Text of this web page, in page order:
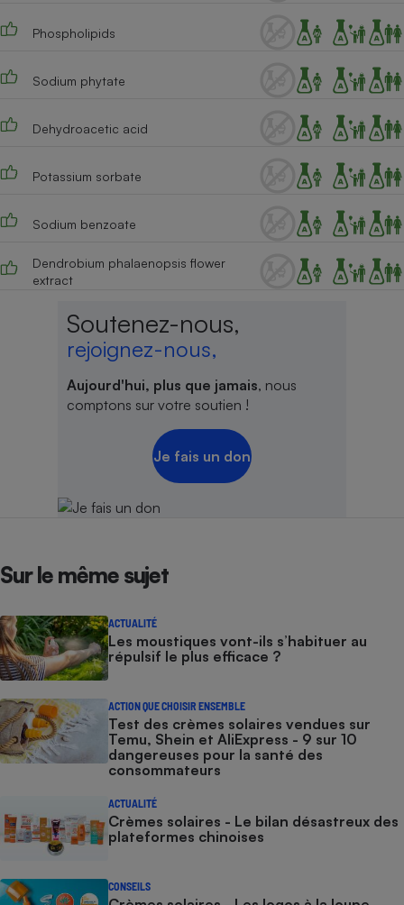
Phospholipids
Sodium phytate
Dehydroacetic acid
Potassium sorbate
Sodium benzoate
Dendrobium phalaenopsis flower
extract
Soutenez-nous,
rejoignez-nous,
Aujourd'hui, plus que jamais, nous
comptons sur votre soutien !
Je fais un don
Sur le même sujet
ACTUALITÉ
Les moustiques vont-ils s’habituer au
répulsif le plus efficace ?
ACTION QUE CHOISIR ENSEMBLE
Test des crèmes solaires vendues sur
Temu, Shein et AliExpress - 9 sur 10
dangereuses pour la santé des
consommateurs
ACTUALITÉ
Crèmes solaires - Le bilan désastreux des
plateformes chinoises
CONSEILS